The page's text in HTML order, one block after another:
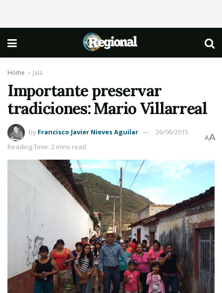
Home Jala
Importante preservar
tradiciones: Mario Villarreal
by Francisco Javier Nieves Aguilar
26/06/2015
Reading Time: 2 mins read
AA